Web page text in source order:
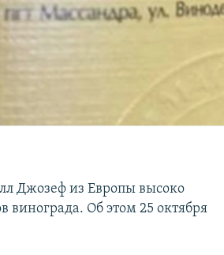
Джозеф из Европы высоко
Об этом 25 октября